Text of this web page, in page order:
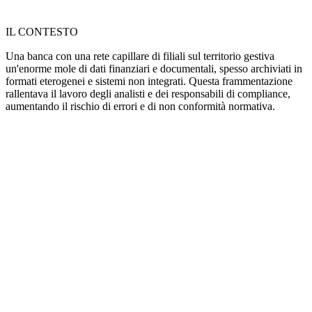
IL CONTESTO
Una banca con una rete capillare di filiali sul territorio gestiva
un'enorme mole di dati finanziari e documentali, spesso archiviati in
formati eterogenei e sistemi non integrati. Questa frammentazione
rallentava il lavoro degli analisti e dei responsabili di compliance,
aumentando il rischio di errori e di non conformità normativa.